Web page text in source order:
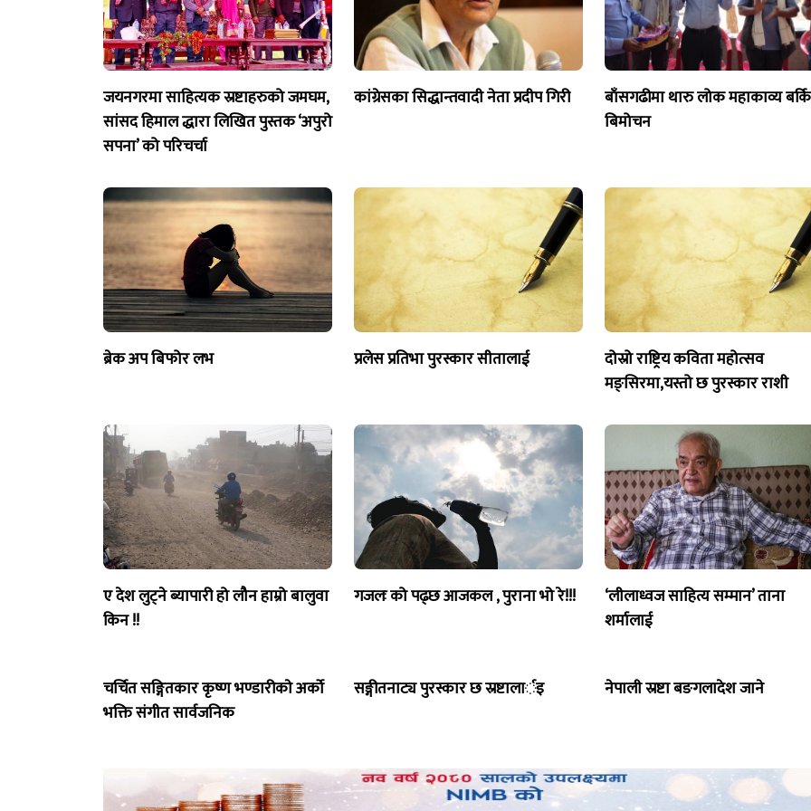
जयनगरमा साहित्यक स्रष्टाहरुको जमघम,
सांसद हिमाल द्धारा लिखित पुस्तक ‘अपुरो
सपना’ को परिचर्चा
कांग्रेसका सिद्धान्तवादी नेता प्रदीप गिरी
बाँसगढीमा थारु लोक महाकाव्य
बिमोचन
ब्रेक अप बिफोर लभ प्रलेस प्रतिभा पुरस्कार सीतालाई
दोस्रो राष्ट्रिय कविता महोत्सव
मङ्सिरमा,यस्तो छ पुरस्कार राशी
ए देश लुट्ने ब्यापारी हो लौन हाम्रो बालुवा
किन !!
गजलः को पढ्छ आजकल , पुराना भो रे!!!
‘लीलाध्वज साहित्य सम्मान’ ताना
शर्मालाई
चर्चित सङ्गितकार कृष्ण भण्डारीकाे अर्काे
भक्ति संगीत सार्वजनिक
सङ्गीतनाट्य पुरस्कार छ स्रष्टालार्इ नेपाली स्रष्टा बङगलादेश जाने